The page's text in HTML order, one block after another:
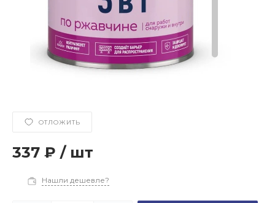
ОТЛОЖИТЬ
337 ₽ / шт
Нашли дешевле?